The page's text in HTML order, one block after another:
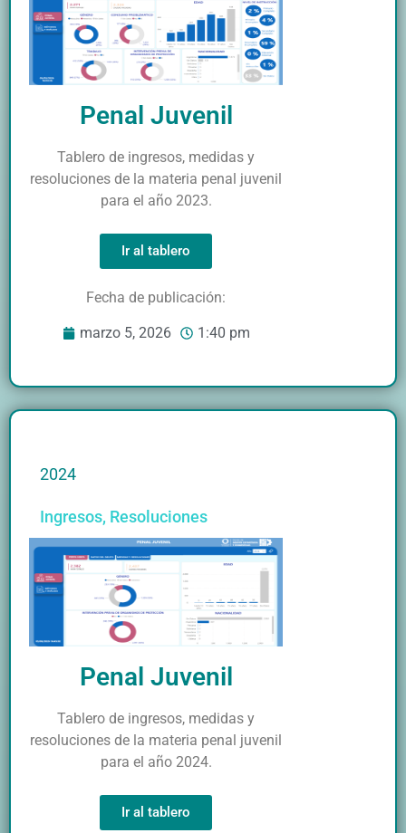
Penal Juvenil
Tablero de ingresos, medidas y
resoluciones de la materia penal juvenil
para el año 2023.
Ir al tablero
Fecha de publicación:
marzo 5, 2026 1:40 pm
2024
Ingresos, Resoluciones
Penal Juvenil
Tablero de ingresos, medidas y
resoluciones de la materia penal juvenil
para el año 2024.
Ir al tablero